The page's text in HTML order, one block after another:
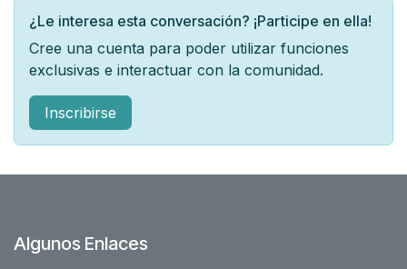
¿Le interesa esta conversación? ¡Participe en ella!
Cree una cuenta para poder utilizar funciones
exclusivas e interactuar con la comunidad.
Inscribirse
Algunos Enlaces